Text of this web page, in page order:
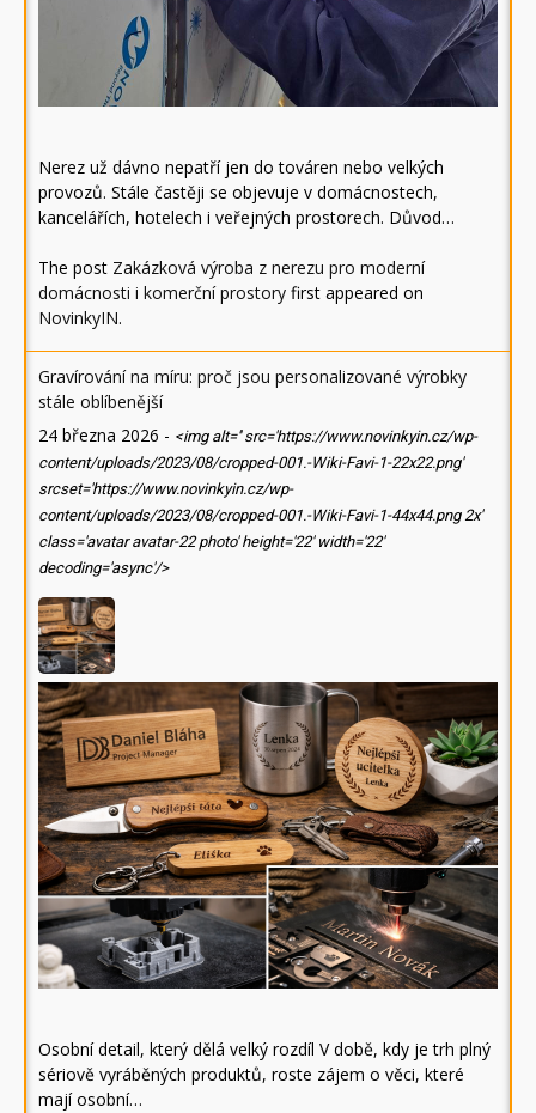
Nerez už dávno nepatří jen do továren nebo velkých
provozů. Stále častěji se objevuje v domácnostech,
kancelářích, hotelech i veřejných prostorech. Důvod…
The post Zakázková výroba z nerezu pro moderní
domácnosti i komerční prostory first appeared on
NovinkyIN.
Gravírování na míru: proč jsou personalizované výrobky
stále oblíbenější
24 března 2026 - <img alt='' src='https://www.novinkyin.cz/wp-
content/uploads/2023/08/cropped-001.-Wiki-Favi-1-22x22.png'
srcset='https://www.novinkyin.cz/wp-
content/uploads/2023/08/cropped-001.-Wiki-Favi-1-44x44.png 2x'
class='avatar avatar-22 photo' height='22' width='22'
decoding='async'/>
Osobní detail, který dělá velký rozdíl V době, kdy je trh plný
sériově vyráběných produktů, roste zájem o věci, které
mají osobní…